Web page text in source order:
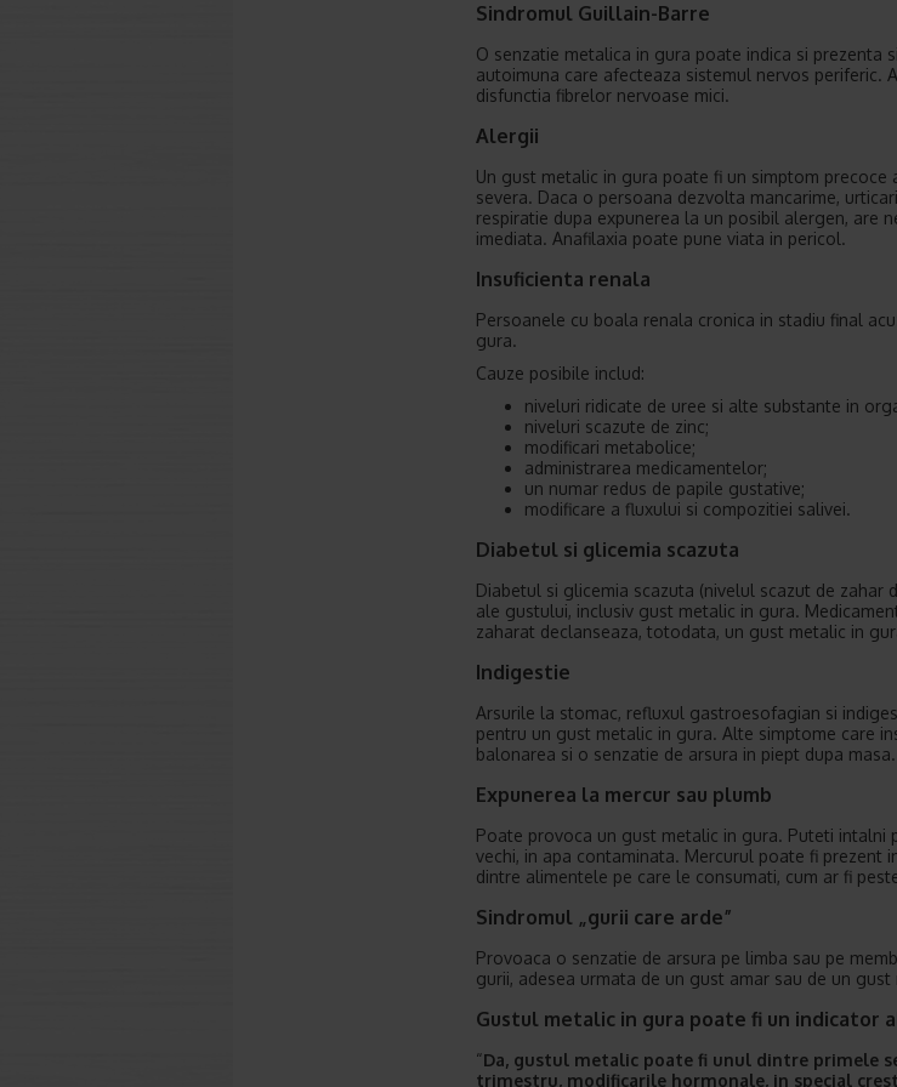
Sindromul Guillain-Barre
O senzatie metalica in gura poate indica si prezenta
autoimuna care afecteaza sistemul nervos periferic.
disfunctia fibrelor nervoase mici.
Alergii
Un gust metalic in gura poate fi un simptom precoce
severa. Daca o persoana dezvolta mancarime,
respiratie dupa expunerea la un posibil alergen, are
imediata. Anafilaxia poate pune viata in pericol.
Insuficienta renala
Persoanele cu boala renala cronica in stadiu final
gura.
Cauze posibile includ:
niveluri ridicate de uree si alte substante in
niveluri scazute de zinc;
modificari metabolice;
administrarea medicamentelor;
un numar redus de papile gustative;
modificare a fluxului si compozitiei salivei.
Diabetul si glicemia scazuta
Diabetul si glicemia scazuta (nivelul scazut de zahar
ale gustului, inclusiv gust metalic in gura.
zaharat declanseaza, totodata, un gust metalic in
Indigestie
Arsurile la stomac, refluxul gastroesofagian si
pentru un gust metalic in gura. Alte simptome care
balonarea si o senzatie de arsura in piept dupa masa.
Expunerea la mercur sau plumb
Poate provoca un gust metalic in gura. Puteti intalni
vechi, in apa contaminata. Mercurul poate fi prezent
dintre alimentele pe care le consumati, cum ar fi
Sindromul „gurii care arde”
Provoaca o senzatie de arsura pe limba sau pe
gurii, adesea urmata de un gust amar sau de un
Gustul metalic in gura poate fi un indicator
“Da, gustul metalic poate fi unul dintre primele
trimestru, modificarile hormonale, in special